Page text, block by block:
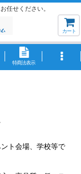
任せください。
カート
特商法表示
ト会場、学校等で